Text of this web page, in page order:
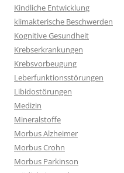
Kindliche Entwicklung
klimakterische Beschwerden
Kognitive Gesundheit
Krebserkrankungen
Krebsvorbeugung
Leberfunktionsstörungen
Libidostörungen
Medizin
Mineralstoffe
Morbus Alzheimer
Morbus Crohn
Morbus Parkinson